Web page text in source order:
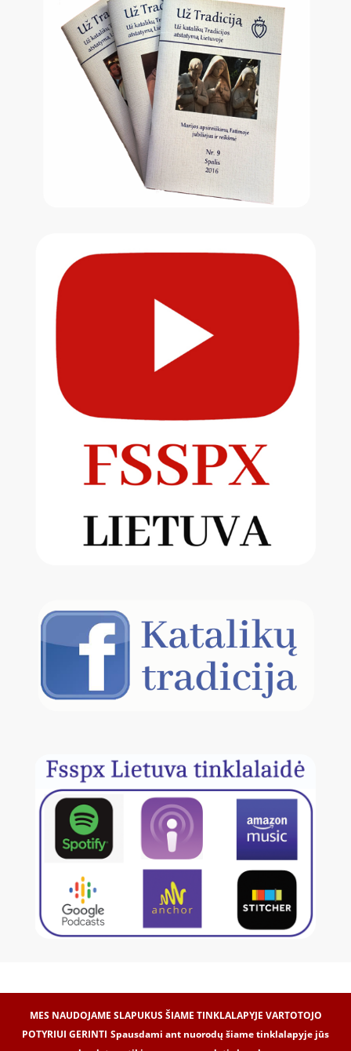
MES NAUDOJAME SLAPUKUS ŠIAME TINKLALAPYJE VARTOTOJO
POTYRIUI GERINTI Spausdami ant nuorodų šiame tinklalapyje jūs